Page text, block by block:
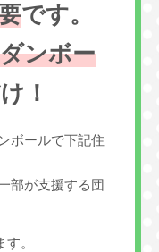
です。
ダンボー
！
ボールで下記住
部が支援する団
す。